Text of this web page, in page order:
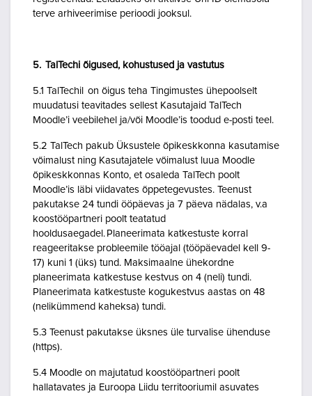
terve arhiveerimise perioodi jooksul.
5. TalTechi õigused, kohustused ja vastutus
5.1 TalTechil on õigus teha Tingimustes ühepoolselt
muudatusi teavitades sellest Kasutajaid TalTech
Moodle’i veebilehel ja/või Moodle’is toodud e-posti teel.
5.2 TalTech pakub Üksustele õpikeskkonna kasutamise
võimalust ning Kasutajatele võimalust luua Moodle
õpikeskkonnas Konto, et osaleda TalTech poolt
Moodle’is läbi viidavates õppetegevustes. Teenust
pakutakse 24 tundi ööpäevas ja 7 päeva nädalas, v.a
koostööpartneri poolt teatatud
hooldusaegadel. Planeerimata katkestuste korral
reageeritakse probleemile tööajal (tööpäevadel kell 9-
17) kuni 1 (üks) tund. Maksimaalne ühekordne
planeerimata katkestuse kestvus on 4 (neli) tundi.
Planeerimata katkestuste kogukestvus aastas on 48
(nelikümmend kaheksa) tundi.
5.3 Teenust pakutakse üksnes üle turvalise ühenduse
(https).
5.4 Moodle on majutatud koostööpartneri poolt
hallatavates ja Euroopa Liidu territooriumil asuvates